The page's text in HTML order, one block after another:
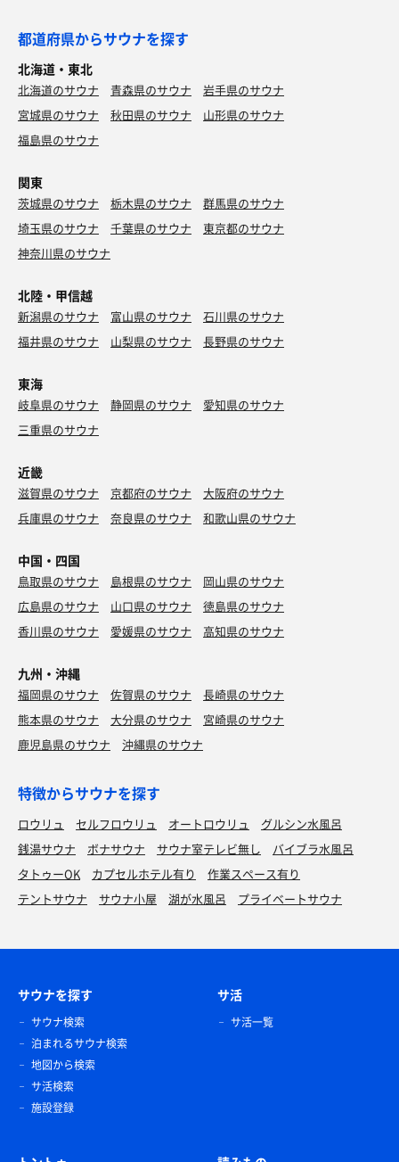
都道府県からサウナを探す
北海道・東北
北海道のサウナ 青森県のサウナ
岩手県のサウナ
宮城県のサウナ
秋田県のサウナ
山形県のサウナ
福島県のサウナ
関東
茨城県のサウナ 栃木県のサウナ
群馬県のサウナ
埼玉県のサウナ
千葉県のサウナ
東京都のサウナ
神奈川県のサウナ
北陸・甲信越
新潟県のサウナ 富山県のサウナ
石川県のサウナ
福井県のサウナ
山梨県のサウナ 長野県のサウナ
東海
岐阜県のサウナ 静岡県のサウナ
愛知県のサウナ
三重県のサウナ
近畿
滋賀県のサウナ 京都府のサウナ
大阪府のサウナ
兵庫県のサウナ
奈良県のサウナ 和歌山県のサウナ
中国・四国
鳥取県のサウナ 島根県のサウナ
岡山県のサウナ
広島県のサウナ
山口県のサウナ
徳島県のサウナ
香川県のサウナ
愛媛県のサウナ 高知県のサウナ
九州・沖縄
福岡県のサウナ 佐賀県のサウナ
長崎県のサウナ
熊本県のサウナ
大分県のサウナ
宮崎県のサウナ
鹿児島県のサウナ
沖縄県のサウナ
特徴からサウナを探す
ロウリュ セルフロウリュ オートロウリュ
グルシン水風呂
銭湯サウナ
ボナサウナ サウナ室テレビ無し
バイブラ水風呂
タトゥーOK
カプセルホテル有り
作業スペース有り
テントサウナ
サウナ小屋 湖が水風呂 プライベートサウナ
サウナを探す
サウナ検索
泊まれるサウナ検索
地図から検索
サ活検索
施設登録
サ活
サ活一覧